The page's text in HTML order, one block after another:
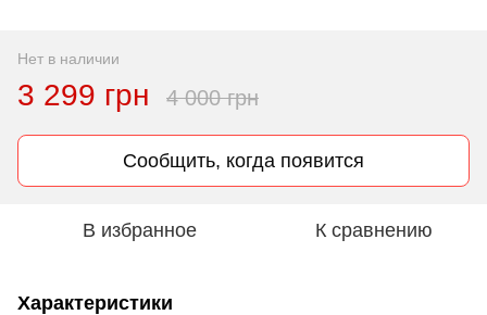
Нет в наличии
3 299 грн 4 000 грн
Сообщить, когда появится
В избранное К сравнению
Характеристики